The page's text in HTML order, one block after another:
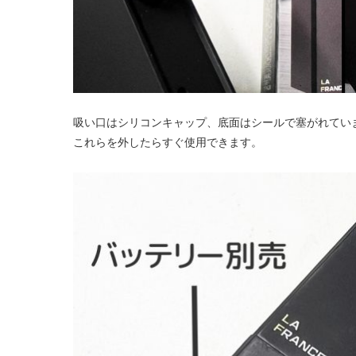
吸い口はシリコンキャップ、底面はシールで塞がれてい
これらを外したらすぐ使用できます。